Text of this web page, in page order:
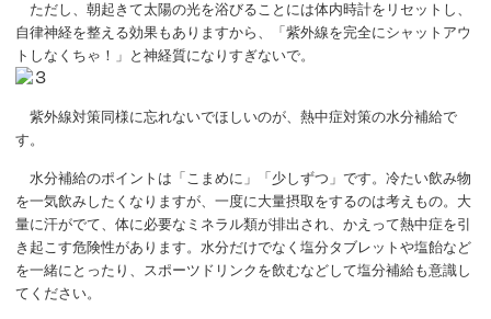
ただし、朝起きて太陽の光を浴びることには体内時計をリセットし、
自律神経を整える効果もありますから、「紫外線を完全にシャットアウ
トしなくちゃ！」と神経質になりすぎないで。
紫外線対策同様に忘れないでほしいのが、熱中症対策の水分補給で
す。
水分補給のポイントは「こまめに」「少しずつ」です。冷たい飲み物
を一気飲みしたくなりますが、一度に大量摂取をするのは考えもの。大
量に汗がでて、体に必要なミネラル類が排出され、かえって熱中症を引
き起こす危険性があります。水分だけでなく塩分タブレットや塩飴など
を一緒にとったり、スポーツドリンクを飲むなどして塩分補給も意識し
てください。